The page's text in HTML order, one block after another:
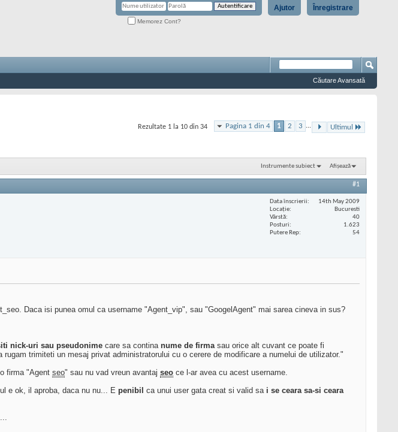
Înregistrare
Ajutor
Memorez Cont?
Căutare Avansată
Pagina 1 din 4 1 2 3 ... Ultimul
Rezultate 1 la 10 din 34
Instrumente subiect Afișează
#1
Data înscrierii
14th May 2009
Locaţie
Bucuresti
Vârstă
40
Posturi
1.623
Putere Rep
54
Daca isi punea omul ca username "Agent_vip", sau "GoogelAgent" mai sarea cineva in sus?
nick-uri sau pseudonime care sa contina nume de firmasau orice alt cuvant ce poate fi
rugam trimiteti un mesaj privat administratorului cu o cerere de modificare a numelui de utilizator."
firma "Agent seo" sau nu vad vreun avantaj seo ce l-ar avea cu acest username.
e ok, il aproba, daca nu nu... E penibil ca unui user gata creat si valid sa i se ceara sa-si ceara